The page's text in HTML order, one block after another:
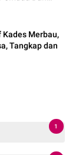
2024
Merbau,
Tangkap dan
1